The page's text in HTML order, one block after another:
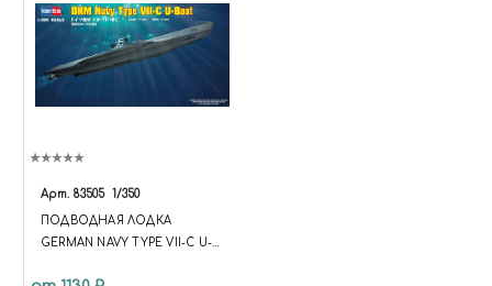
Арт. 83505 1/350
ПОДВОДНАЯ ЛОДКА
GERMAN NAVY TYPE VII-C U-